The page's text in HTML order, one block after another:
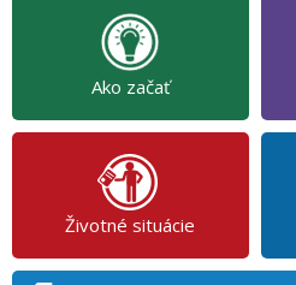
Ako začať
Životné situácie